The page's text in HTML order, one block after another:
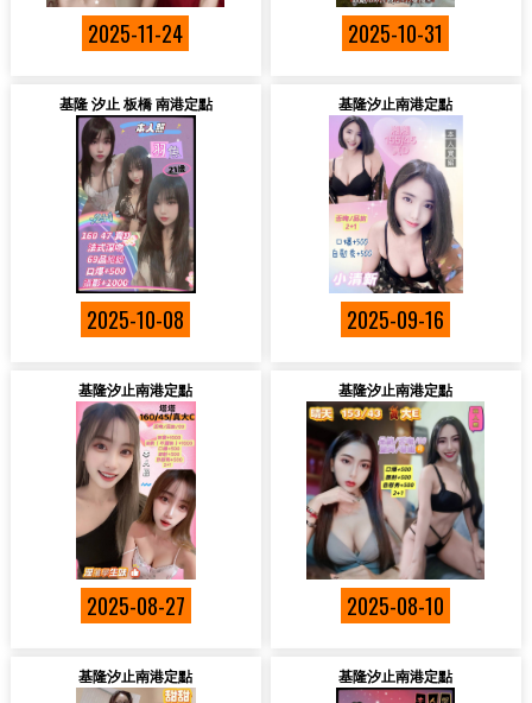
2025-11-24 2025-10-31
基隆 汐止 板橋 南港定點
2025-10-08
基隆汐止南港定點
2025-09-16
基隆汐止南港定點
2025-08-27
基隆汐止南港定點
2025-08-10
基隆汐止南港定點 基隆汐止南港定點